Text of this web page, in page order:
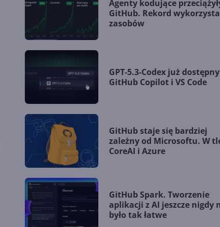
Agenty kodujące
GitHub. Rekord
zasobów
GPT-5.3-Codex już
GitHub Copilot i VS Code
GitHub staje się bardziej
zależny od Microsoftu. W
CoreAI i Azure
GitHub Spark. Tworzenie
aplikacji z AI jeszcze nigdy
było tak łatwe